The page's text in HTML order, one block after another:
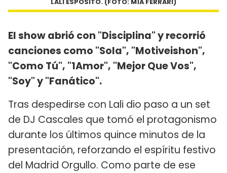
LALI ESPÓSITO. (FOTO: MÍA FERRARI)
El show abrió con "Disciplina" y recorrió
canciones como "Sola", "Motiveishon",
"Como Tú", "1Amor", "Mejor Que Vos",
"Soy" y "Fanático".
Tras despedirse con Lali dio paso a un set
de DJ Cascales que tomó el protagonismo
durante los últimos quince minutos de la
presentación, reforzando el espíritu festivo
del Madrid Orgullo. Como parte de ese